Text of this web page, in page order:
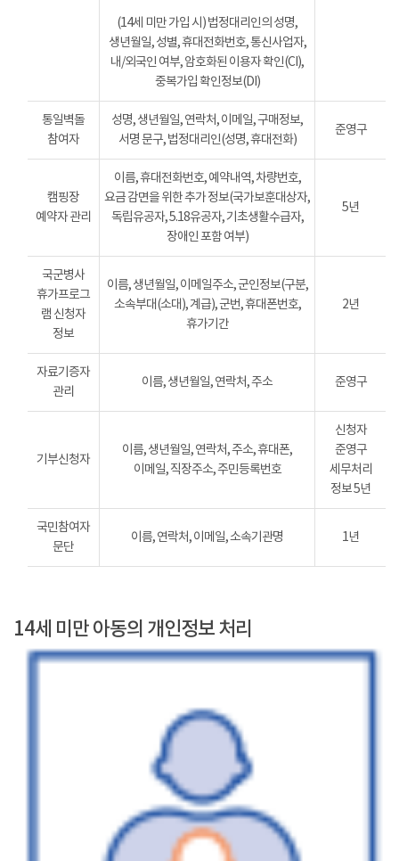
(14세 미만 가입 시) 법정대리인의 성명,
생년월일, 성별, 휴대전화번호, 통신사업자,
내/외국인 여부, 암호화된 이용자 확인(CI),
중복가입 확인정보(DI)
통일벽돌
참여자
성명, 생년월일, 연락처, 이메일, 구매정보,
서명 문구, 법정대리인(성명, 휴대전화)
준영구
캠핑장
예약자 관리
이름, 휴대전화번호, 예약내역, 차량번호,
요금 감면을 위한 추가 정보(국가보훈대상자,
독립유공자, 5.18유공자, 기초생활수급자,
장애인 포함 여부)
5년
국군병사
휴가프로그
램 신청자
정보
이름, 생년월일, 이메일주소, 군인정보(구분,
소속부대(소대), 계급), 군번, 휴대폰번호,
휴가기간
2년
자료기증자
관리
이름, 생년월일, 연락처, 주소 준영구
기부신청자
이름, 생년월일, 연락처, 주소, 휴대폰,
이메일, 직장주소, 주민등록번호
신청자
준영구
세무처리
정보 5년
국민참여자
문단
이름, 연락처, 이메일, 소속기관명 1년
14세 미만 아동의 개인정보 처리